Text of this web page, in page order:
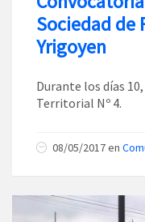
Sociedad
Yrigoyen
Durante los días
Territorial Nº 4.
08/05/2017en